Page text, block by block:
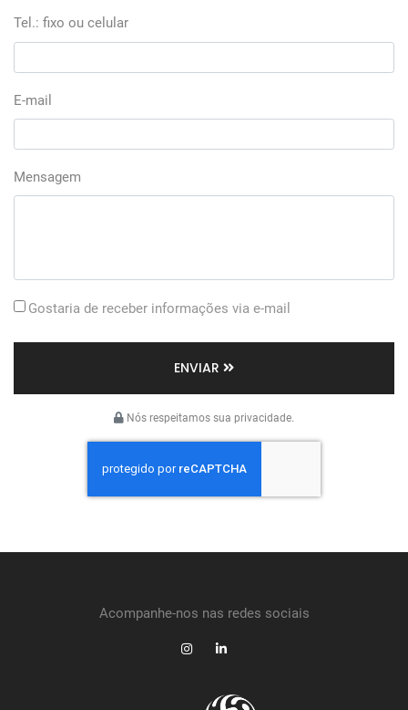
Tel.: fixo ou celular
E-mail
Mensagem
Gostaria de receber informações via e-mail
ENVIAR
Nós respeitamos sua privacidade.
Acompanhe-nos nas redes sociais